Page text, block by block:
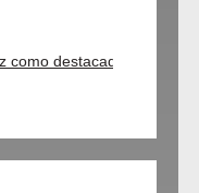
destacada